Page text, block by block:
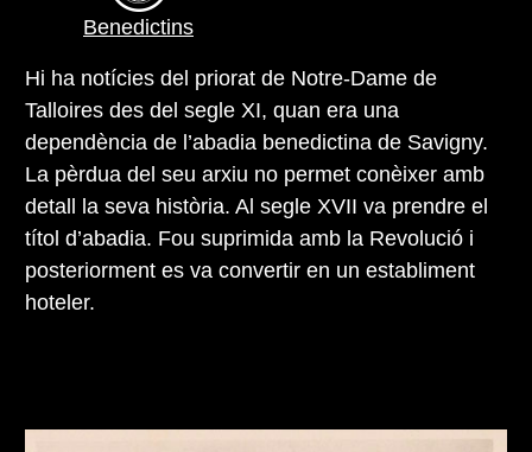
Benedictins
Hi ha notícies del priorat de Notre-Dame de
Talloires des del segle XI, quan era una
dependència de l’abadia benedictina de Savigny.
La pèrdua del seu arxiu no permet conèixer amb
detall la seva història. Al segle XVII va prendre el
títol d’abadia. Fou suprimida amb la Revolució i
posteriorment es va convertir en un establiment
hoteler.